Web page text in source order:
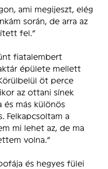
ami megijeszt, elég
során, de arra az
fel.”
fiatalembert
épülete mellett
öt perce
az ottani sínek
és más különös
Felkapcsoltam a
mi lehet az, de ma
volna.”
és hegyes fülei